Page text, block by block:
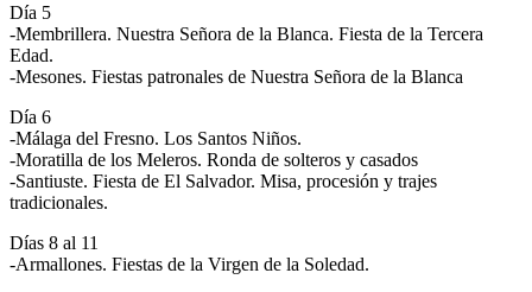
Día 5
-Membrillera. Nuestra Señora de la Blanca. Fiesta de la Tercera
Edad.
-Mesones. Fiestas patronales de Nuestra Señora de la Blanca
Día 6
-Málaga del Fresno. Los Santos Niños.
-Moratilla de los Meleros. Ronda de solteros y casados
-Santiuste. Fiesta de El Salvador. Misa, procesión y trajes
tradicionales.
Días 8 al 11
-Armallones. Fiestas de la Virgen de la Soledad.